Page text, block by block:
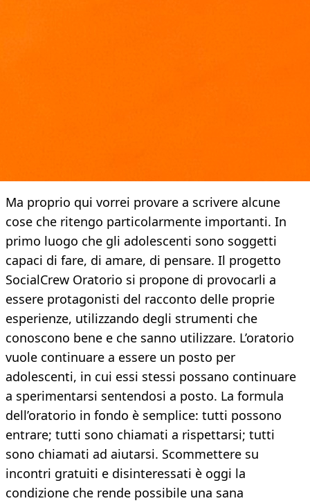
Ma proprio qui vorrei provare a scrivere alcune
cose che ritengo particolarmente importanti. In
primo luogo che gli adolescenti sono soggetti
capaci di fare, di amare, di pensare. Il progetto
SocialCrew Oratorio si propone di provocarli a
essere protagonisti del racconto delle proprie
esperienze, utilizzando degli strumenti che
conoscono bene e che sanno utilizzare. L’oratorio
vuole continuare a essere un posto per
adolescenti, in cui essi stessi possano continuare
a sperimentarsi sentendosi a posto. La formula
dell’oratorio in fondo è semplice: tutti possono
entrare; tutti sono chiamati a rispettarsi; tutti
sono chiamati ad aiutarsi. Scommettere su
incontri gratuiti e disinteressati è oggi la
condizione che rende possibile una sana